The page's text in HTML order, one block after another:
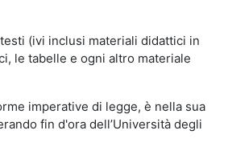
(ivi inclusi materiali didattici in
le tabelle e ogni altro materiale
imperative di legge, è nella sua
fin d'ora dell’Università degli